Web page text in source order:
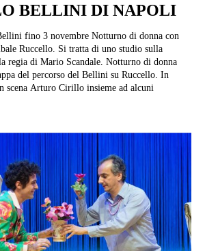
BELLINI DI NAPOLI
fino 3 novembre Notturno di donna con
Ruccello. Si tratta di uno studio sulla
Mario Scandale. Notturno di donna
del percorso del Bellini su Ruccello. In
scena Arturo Cirillo insieme ad alcuni